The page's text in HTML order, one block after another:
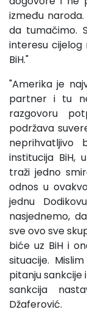
između
da tumačimo.
interesu cijelog
BiH."
"Amerika je
partner i tu
razgovoru
podržava
neprihvatljivo
institucija BiH,
traži jedno
odnos u
jednu
nasjednemo,
sve ovo sve
biće uz BiH i
situacije.
pitanju sankcije
sankcija
Džaferović.